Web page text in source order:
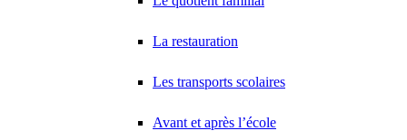
La restauration
Les transports scolaires
Avant et après l’école